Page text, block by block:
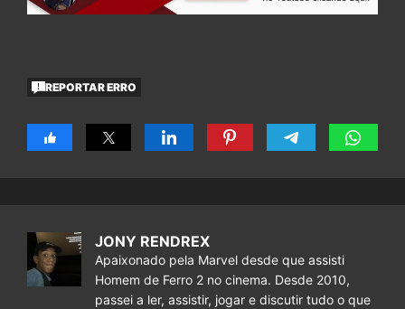
REPORTAR ERRO
JONY RENDREX
Apaixonado pela Marvel desde que assisti
Homem de Ferro 2 no cinema. Desde 2010,
passei a ler, assistir, jogar e discutir tudo o que